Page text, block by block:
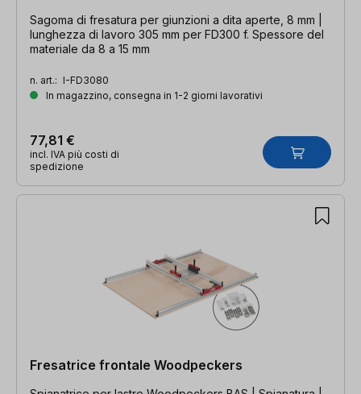
Sagoma di fresatura per giunzioni a dita aperte, 8 mm |
lunghezza di lavoro 305 mm per FD300 f. Spessore del
materiale da 8 a 15 mm
n. art.: I-FD3080
In magazzino, consegna in 1-2 giorni lavorativi
77,81 €
incl. IVA più costi di
spedizione
Fresatrice frontale Woodpeckers